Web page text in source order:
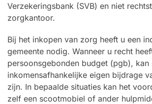
Verzekeringsbank (SVB) en niet
zorgkantoor.
Bij het inkopen van zorg heeft u een
gemeente nodig. Wanneer u recht
persoonsgebonden budget (pgb), kan
inkomensafhankelijke eigen bijdrage
zijn. In bepaalde situaties kan het
zelf een scootmobiel of ander